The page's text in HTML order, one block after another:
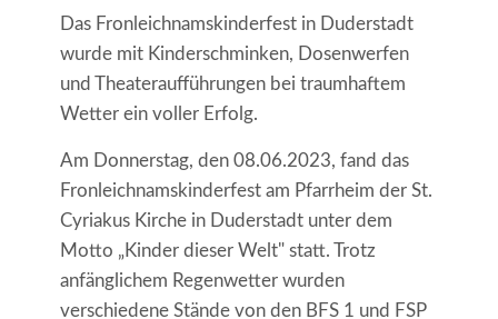
Das Fronleichnamskinderfest in Duderstadt
wurde mit Kinderschminken, Dosenwerfen
und Theateraufführungen bei traumhaftem
Wetter ein voller Erfolg.
Am Donnerstag, den 08.06.2023, fand das
Fronleichnamskinderfest am Pfarrheim der St.
Cyriakus Kirche in Duderstadt unter dem
Motto „Kinder dieser Welt" statt. Trotz
anfänglichem Regenwetter wurden
verschiedene Stände von den BFS 1 und FSP